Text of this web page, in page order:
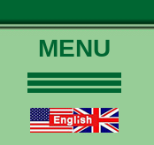
MENU
Touren